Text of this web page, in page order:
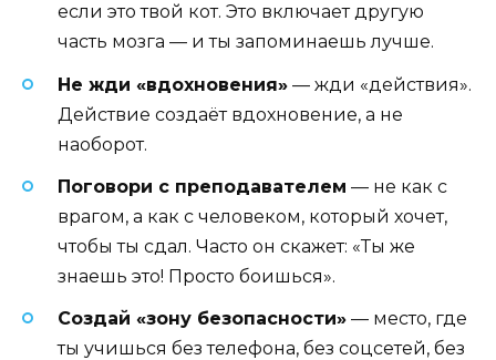
если это твой кот. Это включает другую
часть мозга — и ты запоминаешь лучше.
Не жди «вдохновения» — жди «действия».
Действие создаёт вдохновение, а не
наоборот.
Поговори с преподавателем — не как с
врагом, а как с человеком, который хочет,
чтобы ты сдал. Часто он скажет: «Ты же
знаешь это! Просто боишься».
Создай «зону безопасности» — место, где
ты учишься без телефона, без соцсетей, без